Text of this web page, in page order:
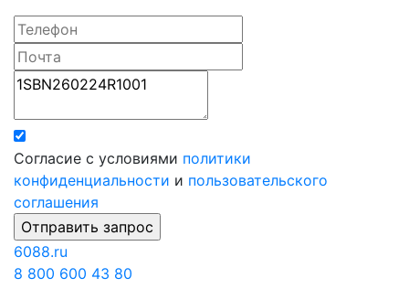
Согласие с условиями политики
конфиденциальности и пользовательского
соглашения
6088.ru
8 800 600 43 80